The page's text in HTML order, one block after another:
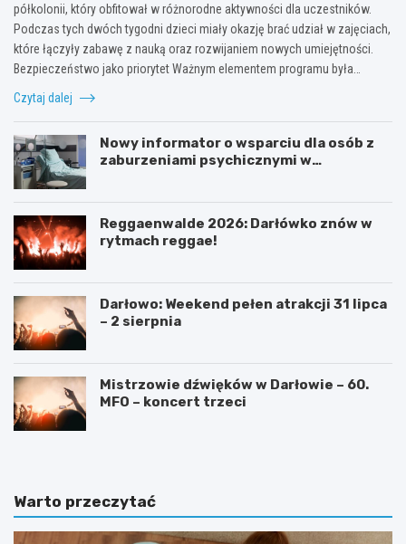
półkolonii, który obfitował w różnorodne aktywności dla uczestników.
Podczas tych dwóch tygodni dzieci miały okazję brać udział w zajęciach,
które łączyły zabawę z nauką oraz rozwijaniem nowych umiejętności.
Bezpieczeństwo jako priorytet Ważnym elementem programu była…
Czytaj dalej
Nowy informator o wsparciu dla osób z
zaburzeniami psychicznymi w
Reggaenwalde 2026: Darłówko znów w
rytmach reggae!
Darłowo: Weekend pełen atrakcji 31 lipca
– 2 sierpnia
Mistrzowie dźwięków w Darłowie – 60.
MFO – koncert trzeci
Warto przeczytać